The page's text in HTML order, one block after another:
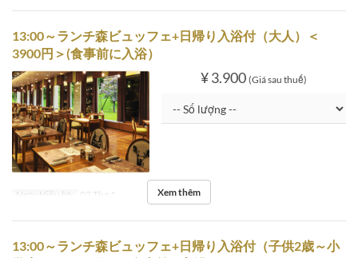
13:00～ランチ森ビュッフェ+日帰り入浴付（大人）＜
3900円＞(食事前に入浴）
¥ 3.900 (Giá sau thuế)
Ngày Hiệu lực 02 Thg 1 Xem thêm
13:00～ランチ森ビュッフェ+日帰り入浴付（子供2歳～小